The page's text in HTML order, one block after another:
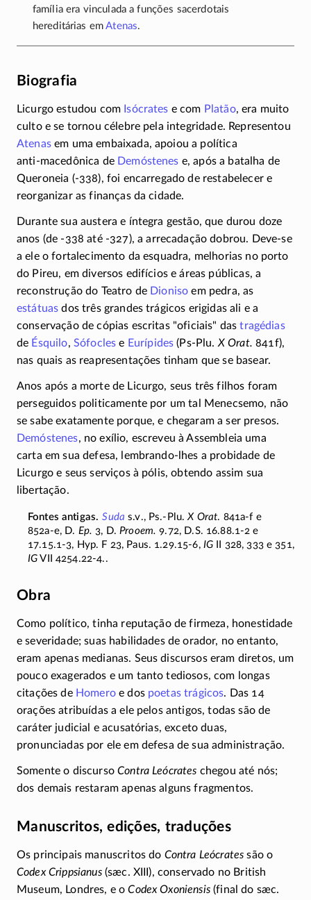
família era vinculada a funções sacerdotais
hereditárias emAtenas.
Biografia
Licurgo estudou com Isócrates e com Platão, era muito
culto e se tornou célebre pela integridade. Representou
Atenasem uma embaixada, apoiou a política
anti-macedônica de Demóstenes e, após a batalha de
Queroneia (-338), foi encarregado de restabelecer e
reorganizar as finanças da cidade.
Durante sua austera e íntegra gestão, que durou doze
anos (de -338 até -327), a arrecadação dobrou. Deve-se
a ele o fortalecimento da esquadra, melhorias no porto
do Pireu, em diversos edifícios e áreas públicas, a
reconstrução do Teatro de Dioniso em pedra, as
estátuas dos três grandes trágicos erigidas ali e a
conservação de cópias escritas "oficiais" dastragédias
de Ésquilo, Sófocles e Eurípides (Ps-Plu. X Orat. 841f),
nas quais as reapresentações tinham que se basear.
Anos após a morte de Licurgo, seus três filhos foram
perseguidos politicamente por um tal Menecsemo, não
se sabe exatamente porque, e chegaram a ser presos.
Demóstenes, no exílio, escreveu à Assembleia uma
carta em sua defesa,
lembrando-lhes a probidade de
Licurgo e seus serviços à pólis, obtendo assim sua
libertação.
Suda s.v., Ps.-Plu. X Orat. 841a-f e
852a-e, D. Ep. 3, D.Prooem. 9.72, D.S. 16.88.1-2 e
17.15.1-3, Hyp. F 23, Paus. 1.29.15-6, IG II 328, 333 e 351,
IG VII4254.22-4. .
Obra
Como político, tinha reputação de firmeza, honestidade
e severidade; suas habilidades de orador, no entanto,
eram apenas medianas. Seus discursos eram diretos, um
pouco exagerados e um tanto tediosos, com longas
citações de Homeroe dos poetas trágicos. Das 14
orações atribuídas a ele pelos antigos, todas são de
caráter judicial e acusatórias, exceto duas,
pronunciadas por ele em defesa de sua administração.
Somente o discursoContra Leócrates chegou até nós;
dos demais restaram apenas alguns fragmentos.
Manuscritos, edições, traduções
Os principais manuscritos do Contra Leócrates são o
Codex Crippsianus(sæc. XIII), conservado no British
Museum, Londres, e oCodex Oxoniensis(final do sæc.